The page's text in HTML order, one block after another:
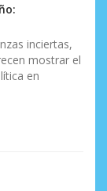
inciertas,
mostrar el
en